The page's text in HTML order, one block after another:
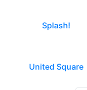
Splash!
United Square